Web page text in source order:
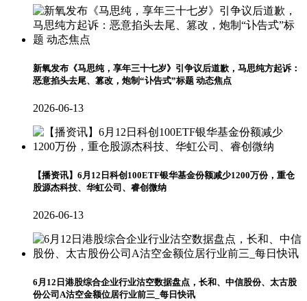
新氧发布《马思纯，享年三十七岁》引争议后道歉，马思纯方起诉：
恶意掐头去尾、篡改，炮制“讣告式”标题 动态焦点
2026-06-13
【播资讯】6月12日科创100ETF银华基金份额减少1200万份，重仓
股源杰科技、华虹公司、睿创微纳
2026-06-13
6月12日港股综合企业行业沽空数据盘点，长和、中信股份、太古股
份公司A沽空金额位居行业前三_每日快讯